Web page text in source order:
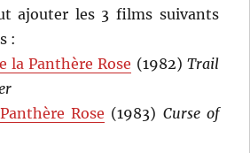
ajouter les 3 films suivants
:
la Panthère Rose (1982) Trail
Rose (1983) Curse of